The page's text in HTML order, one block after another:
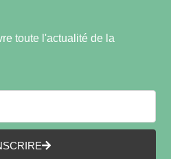
toute l'actualité de la